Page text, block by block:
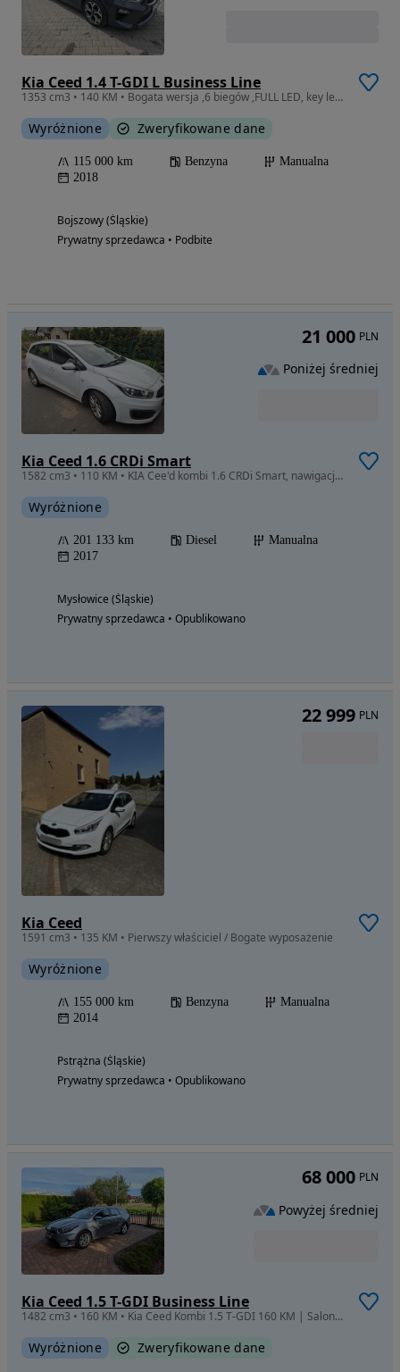
Kia Ceed 1.4 T-GDI L Business Line
1353 cm3 • 140 KM • Bogata wersja ,6 biegów ,FULL LED, key less .KAMERA. nawi . JBL
Wyróżnione Zweryfikowane dane
115 000 km Benzyna
Manualna
2018
Bojszowy (Śląskie)
Prywatny sprzedawca • Podbite
Kia Ceed 1.6 CRDi Smart
1582 cm3 • 110 KM • KIA Cee'd kombi 1.6 CRDi Smart, nawigacja, kamera cofania, 2-strefowa
Wyróżnione
201 133 km Diesel
Manualna
2017
Mysłowice (Śląskie)
Prywatny sprzedawca • Opublikowano
21 000 PLN
Poniżej średniej
Kia Ceed
1591 cm3 • 135 KM • Pierwszy właściciel / Bogate wyposażenie
Wyróżnione
155 000 km Benzyna
Manualna
2014
Pstrążna (Śląskie)
Prywatny sprzedawca • Opublikowano
22 999 PLN
Kia Ceed 1.5 T-GDI Business Line
1482 cm3 • 160 KM • Kia Ceed Kombi 1.5 T-GDI 160 KM | Salon PL | Gwarancja 2028
Wyróżnione Zweryfikowane dane
68 000 PLN
Powyżej średniej